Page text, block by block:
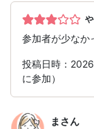
参加者が少なか
投稿日時：
に参加）
ま さん